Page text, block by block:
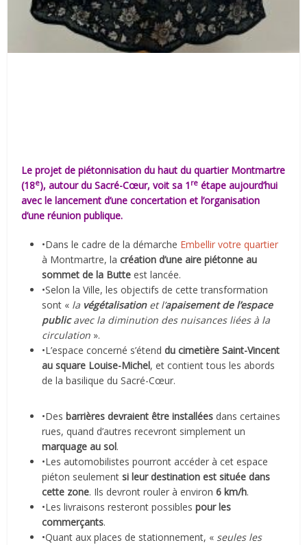
Le projet de piétonnisation du haut du quartier Montmartre
(18e), autour du Sacré-Cœur, voit sa 1 re étape aujourd’hui
avec le lancement d’une concertation et l’organisation
d’une réunion publique.
•Dans le cadre de la démarche Embellir votre quartier
à Montmartre, lacréation d’une aire piétonne au
sommet de la Butte est lancée.
•Selon la Ville, les objectifs de cette transformation
sont « la végétalisationet l’apaisement de l’espace
publicavec la diminution des nuisances liées à la
circulation ».
•L’espace concerné s’étenddu cimetière Saint-Vincent
au square Louise-Michel, et contient tous les abords
de la basilique du Sacré-Cœur.
•Des barrières devraient être installées dans certaines
rues, quand d’autres recevront simplement un
marquage au sol.
•Les automobilistes pourront accéder à cet espace
piéton seulementsi leur destination est située dans
cette zone. Ils devront rouler à environ6 km/h.
•Les livraisons resteront possiblespour les
commerçants.
•Quant aux places de stationnement, « seules les